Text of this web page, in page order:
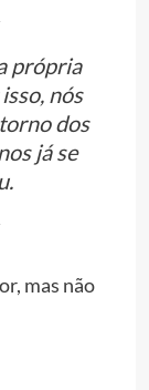
própria
nós
dos
já se
mas não